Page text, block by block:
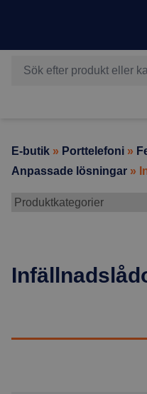
E-butik » Porttelefoni »
Anpassade lösningar »